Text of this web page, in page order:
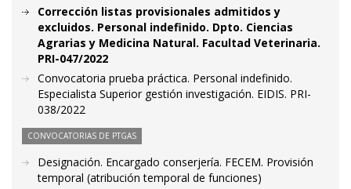
Corrección listas provisionales admitidos y
excluidos. Personal indefinido. Dpto. Ciencias
Agrarias y Medicina Natural. Facultad Veterinaria.
PRI-047/2022
Convocatoria prueba práctica. Personal indefinido.
Especialista Superior gestión investigación. EIDIS. PRI-
038/2022
CONVOCATORIAS DE PTGAS
Designación. Encargado conserjería. FECEM. Provisión
temporal (atribución temporal de funciones)